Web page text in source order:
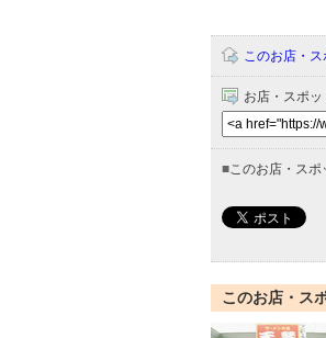
このお店・
お店・スポ
■このお店・スポ
このお店・ス